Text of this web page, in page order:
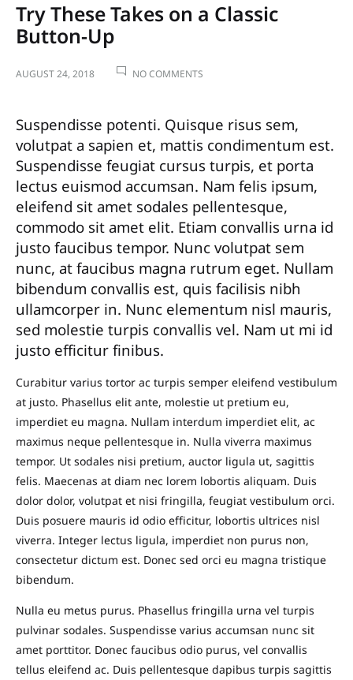
Try These Takes on a Classic
Button-Up
AUGUST 24, 2018 NO COMMENTS
TAKES
ON
A
CLASSIC
BUTTON-
UP
Suspendisse potenti. Quisque risus sem,
volutpat a sapien et, mattis condimentum est.
Suspendisse feugiat cursus turpis, et porta
lectus euismod accumsan. Nam felis ipsum,
eleifend sit amet sodales pellentesque,
commodo sit amet elit. Etiam convallis urna id
justo faucibus tempor. Nunc volutpat sem
nunc, at faucibus magna rutrum eget. Nullam
bibendum convallis est, quis facilisis nibh
ullamcorper in. Nunc elementum nisl mauris,
sed molestie turpis convallis vel. Nam ut mi id
justo efficitur finibus.
Curabitur varius tortor ac turpis semper eleifend vestibulum
at justo. Phasellus elit ante, molestie ut pretium eu,
imperdiet eu magna. Nullam interdum imperdiet elit, ac
maximus neque pellentesque in. Nulla viverra maximus
tempor. Ut sodales nisi pretium, auctor ligula ut, sagittis
felis. Maecenas at diam nec lorem lobortis aliquam. Duis
dolor dolor, volutpat et nisi fringilla, feugiat vestibulum orci.
Duis posuere mauris id odio efficitur, lobortis ultrices nisl
viverra. Integer lectus ligula, imperdiet non purus non,
consectetur dictum est. Donec sed orci eu magna tristique
bibendum.
Nulla eu metus purus. Phasellus fringilla urna vel turpis
pulvinar sodales. Suspendisse varius accumsan nunc sit
amet porttitor. Donec faucibus odio purus, vel convallis
tellus eleifend ac. Duis pellentesque dapibus turpis sagittis